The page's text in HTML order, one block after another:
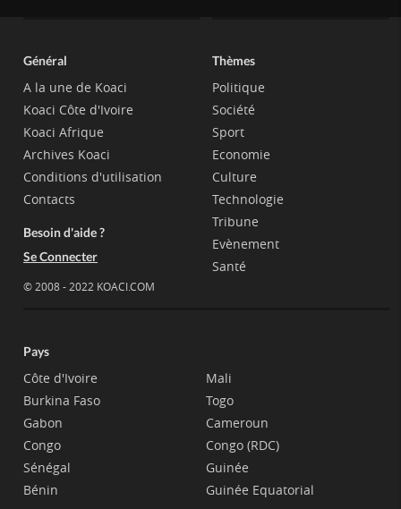
Général
A la une de Koaci
Koaci Côte d'Ivoire
Koaci Afrique
Archives Koaci
Conditions d'utilisation
Contacts
Besoin d'aide ?
Se Connecter
© 2008 - 2022 KOACI.COM
Thèmes
Politique
Société
Sport
Economie
Culture
Technologie
Tribune
Evènement
Santé
Pays
Côte d'Ivoire
Burkina Faso
Gabon
Congo
Sénégal
Bénin
Mali
Togo
Cameroun
Congo (RDC)
Guinée
Guinée Equatorial